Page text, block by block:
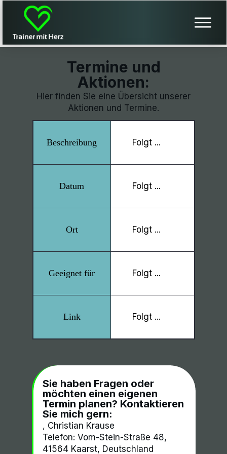
Termine und
Aktionen:
Hier finden Sie eine Übersicht unserer
Aktionen und Termine.
Folgt ...
Folgt ...
Folgt ...
Folgt ...
Folgt ...
Sie haben Fragen oder
möchten einen eigenen
Termin planen? Kontaktieren
Sie mich gern:
, Christian Krause
Telefon: Vom-Stein-Straße 48,
41564 Kaarst, Deutschland